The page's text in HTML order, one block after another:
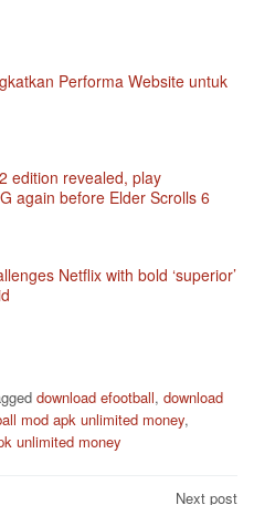
Performa Website untuk
edition revealed, play
again before Elder Scrolls 6
Netflix with bold ‘superior’
download efootball, download
mod apk unlimited money,
unlimited money
Next post